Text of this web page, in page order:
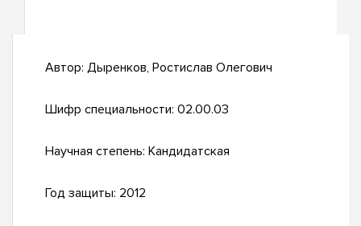
Автор: Дыренков, Ростислав Олегович
Шифр специальности: 02.00.03
Научная степень: Кандидатская
Год защиты: 2012